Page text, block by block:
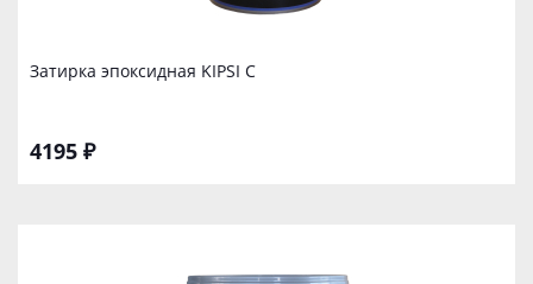
Затирка эпоксидная KIPSI С
4195 ₽